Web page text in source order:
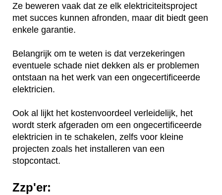
Ze beweren vaak dat ze elk elektriciteitsproject
met succes kunnen afronden, maar dit biedt geen
enkele garantie.
Belangrijk om te weten is dat verzekeringen
eventuele schade niet dekken als er problemen
ontstaan na het werk van een ongecertificeerde
elektricien.
Ook al lijkt het kostenvoordeel verleidelijk, het
wordt sterk afgeraden om een ongecertificeerde
elektricien in te schakelen, zelfs voor kleine
projecten zoals het installeren van een
stopcontact.
Zzp'er: